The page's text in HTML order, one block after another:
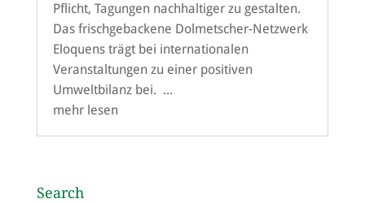
Pflicht, Tagungen nachhaltiger zu gestalten.
Das frischgebackene Dolmetscher-Netzwerk
Eloquens trägt bei internationalen
Veranstaltungen zu einer positiven
Umweltbilanz bei. ...
mehr lesen
Search